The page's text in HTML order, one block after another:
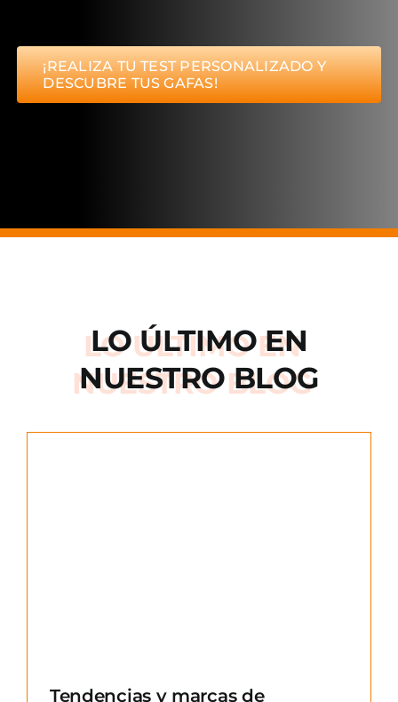
¡REALIZA TU TEST PERSONALIZADO Y
DESCUBRE TUS GAFAS!
LO ÚLTIMO EN
NUESTRO BLOG
Tendencias y marcas de